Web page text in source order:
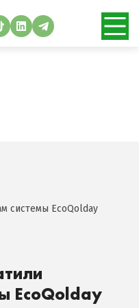
системы EcoQolday
EcoQolday